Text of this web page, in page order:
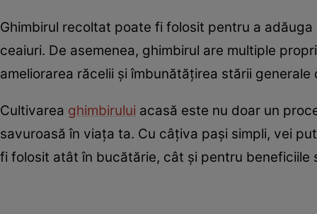
Ghimbirul recoltat poate fi folosit pentru a
ceaiuri. De asemenea, ghimbirul are multiple
ameliorarea răcelii și îmbunătățirea stării generale
Cultivarea ghimbirului acasă este nu doar un
savuroasă în viața ta. Cu câțiva pași simpli, vei
fi folosit atât în bucătărie, cât și pentru beneficiile